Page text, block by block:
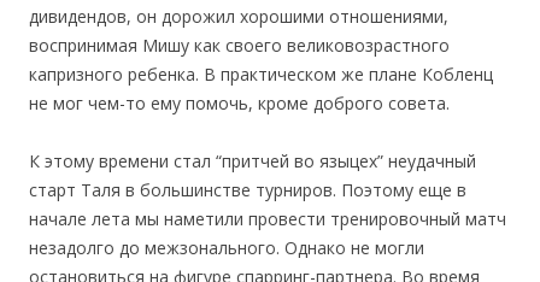
дивидендов, он дорожил хорошими отношениями,
воспринимая Мишу как своего великовозрастного
капризного ребенка. В практическом же плане Кобленц
не мог чем-то ему помочь, кроме доброго совета.
К этому времени стал “притчей во языцех” неудачный
старт Таля в большинстве турниров. Поэтому еще в
начале лета мы наметили провести тренировочный матч
незадолго до межзонального. Однако не могли
остановиться на фигуре спарринг-партнера. Во время